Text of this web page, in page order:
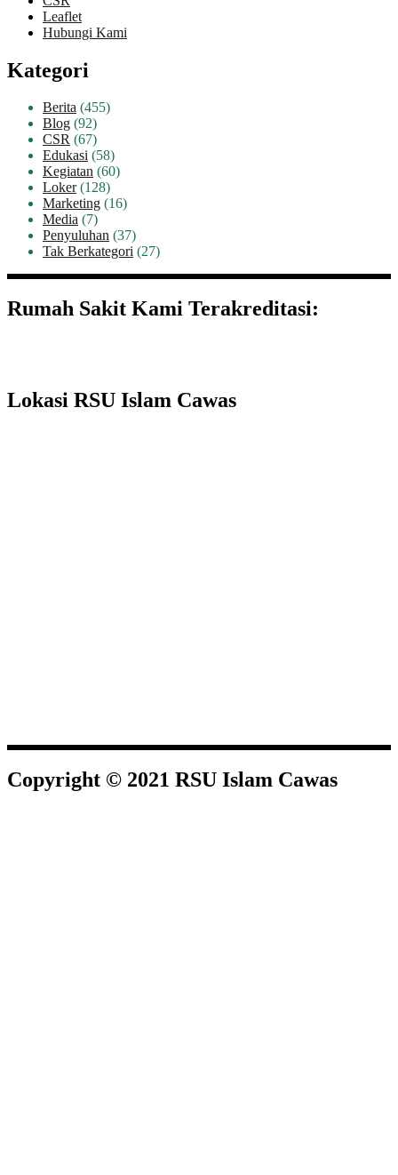
Leaflet
Hubungi Kami
Kategori
Berita (455)
Blog (92)
CSR (67)
Edukasi (58)
Kegiatan (60)
Loker(128)
Marketing (16)
Media (7)
Penyuluhan (37)
Tak Berkategori (27)
Rumah Sakit Kami Terakreditasi:
Lokasi RSU Islam Cawas
Copyright © 2021 RSU Islam Cawas